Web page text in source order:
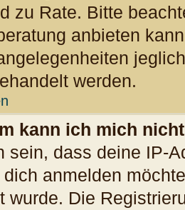
zu Rate. Bitte
anbieten
werden.
kann ich mich
sein, dass deine IP-
dich anmelden
wurde. Die